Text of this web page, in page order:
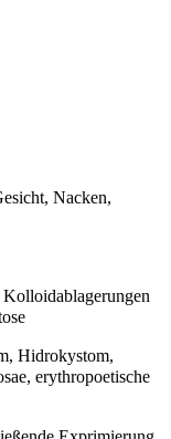
Nacken,
Hidrokystom,
erythropoetische